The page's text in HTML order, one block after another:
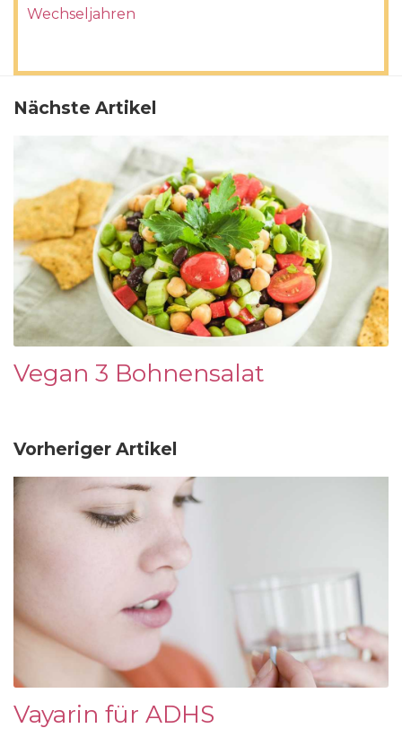
Wechseljahren
Nächste Artikel
Vegan 3 Bohnensalat
Vorheriger Artikel
Vayarin für ADHS